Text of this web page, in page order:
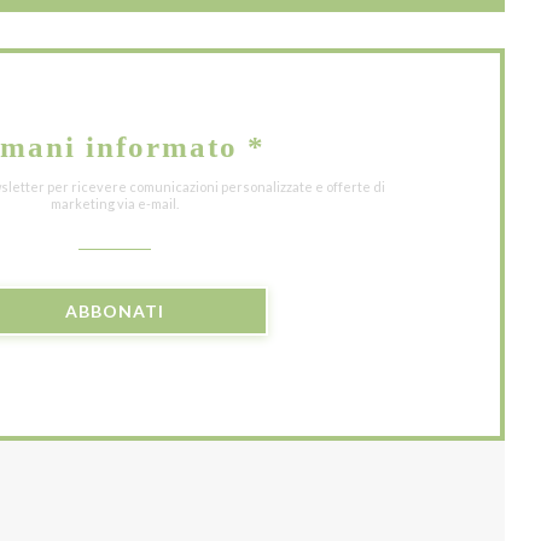
informato *
per ricevere comunicazioni personalizzate e offerte di
marketing via e-mail.
ABBONATI